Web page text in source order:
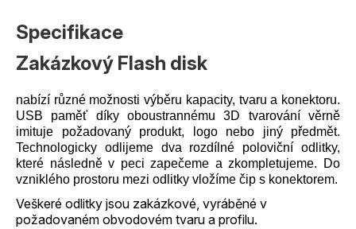
Specifikace
Zakázkový Flash disk
nabízí různé možnosti výběru kapacity, tvaru a konektoru.
USB paměť díky oboustrannému 3D tvarování věrně
imituje požadovaný produkt, logo nebo jiný předmět.
Technologicky odlijeme dva rozdílné poloviční odlitky,
které následně v peci zapečeme a zkompletujeme. Do
vzniklého prostoru mezi odlitky vložíme čip s konektorem.
Veškeré odlitky jsou zakázkové, vyráběné v
požadovaném obvodovém tvaru a profilu.